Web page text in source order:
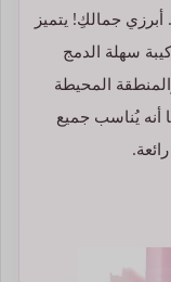
أبرزي جمالكِ! يتميز
سهلة الدمج
المحيطة
أنه يُناسب جميع